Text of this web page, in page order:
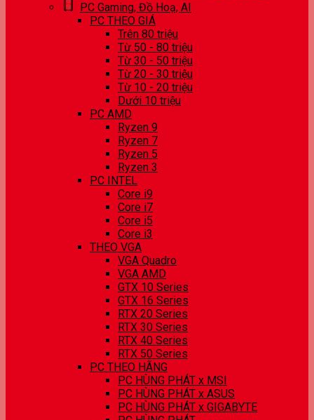
PC Gaming, Đồ Hoạ, AI
PC THEO GIÁ
Trên 80 triệu
Từ 50 - 80 triệu
Từ 30 - 50 triệu
Từ 20 - 30 triệu
Từ 10 - 20 triệu
Dưới 10 triệu
PC AMD
Ryzen 9
Ryzen 7
Ryzen 5
Ryzen 3
PC INTEL
Core i9
Core i7
Core i5
Core i3
THEO VGA
VGA Quadro
VGA AMD
GTX 10 Series
GTX 16 Series
RTX 20 Series
RTX 30 Series
RTX 40 Series
RTX 50 Series
PC THEO HÃNG
PC HÙNG PHÁT x MSI
PC HÙNG PHÁT x ASUS
PC HÙNG PHÁT x GIGABYTE